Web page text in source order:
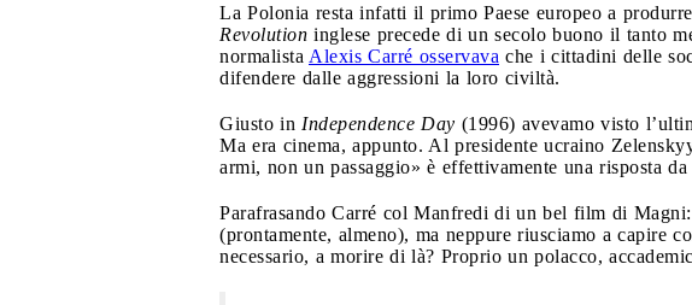
La Polonia resta infatti il primo Paese europeo a
Revolution inglese precede di un secolo buono il tanto
normalista Alexis Carré osservava che i cittadini delle
difendere dalle aggressioni la loro civiltà.
Giusto in Independence Day (1996) avevamo visto
Ma era cinema, appunto. Al presidente ucraino
armi, non un passaggio» è effettivamente una risposta
Parafrasando Carré col Manfredi di un bel film di
(prontamente, almeno), ma neppure riusciamo a capire
necessario, a morire di là? Proprio un polacco,